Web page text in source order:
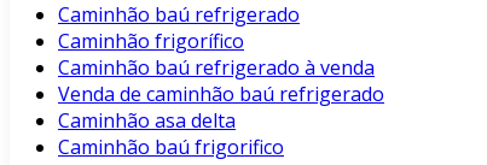
Caminhão baú refrigerado
Caminhão frigorífico
Caminhão baú refrigerado à venda
Venda de caminhão baú refrigerado
Caminhão asa delta
Caminhão baú frigorifico